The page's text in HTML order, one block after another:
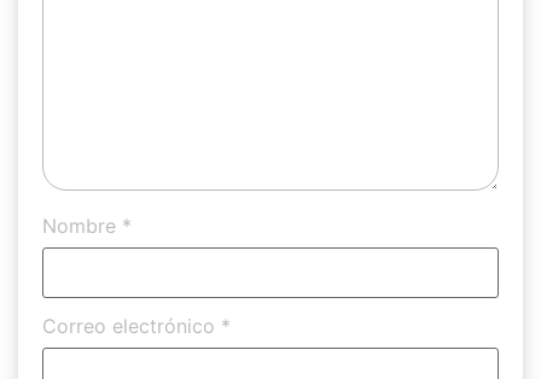
Nombre *
Correo electrónico *